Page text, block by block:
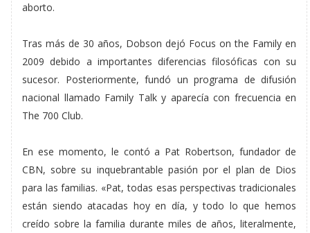
aborto.
Tras más de 30 años, Dobson dejó Focus on the Family en
2009 debido a importantes diferencias filosóficas con su
sucesor. Posteriormente, fundó un programa de difusión
nacional llamado Family Talk y aparecía con frecuencia en
The 700 Club.
En ese momento, le contó a Pat Robertson, fundador de
CBN, sobre su inquebrantable pasión por el plan de Dios
para las familias. «Pat, todas esas perspectivas tradicionales
están siendo atacadas hoy en día, y todo lo que hemos
creído sobre la familia durante miles de años, literalmente,